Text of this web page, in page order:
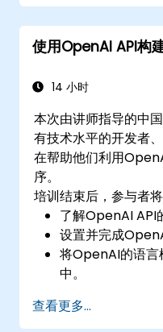
使用OpenAI API构
14 小时
本次由讲师指导的中
有技术水平的开发者
在帮助他们利用
序。
培训结束后，参与者将
了解OpenAI API
设置并完成
将OpenAI的语言
中。
任务。
查看更多...